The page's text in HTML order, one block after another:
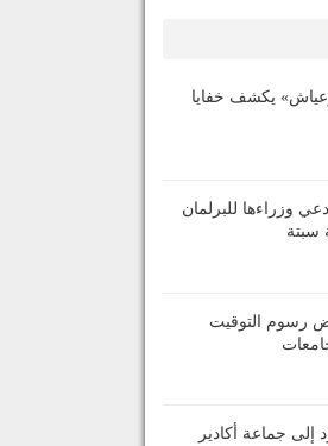
يكشف خفايا
وزراءها للبرلمان
سبتة
رسوم التوقيت
إلى جماعة أكادير